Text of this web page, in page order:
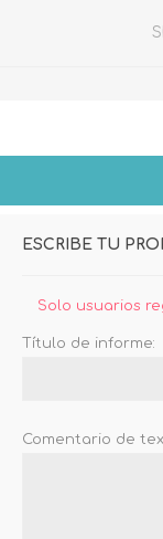
ESCRIBE TU
Solo usuarios
Título de informe:
Comentario de